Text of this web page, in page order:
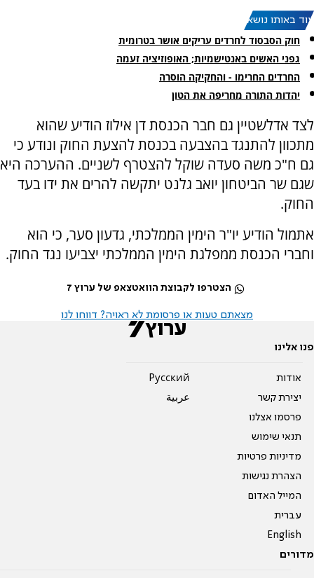
עוד באותו נושא:
חוק הסבסוד לחרדים עריקים אושר בטרומית
גפני האשים באנטישמיות; האופוזיציה זעמה
החרדים החרימו - והחקיקה הוסרה
יהדות התורה מחריפה את הטון
לצד אדלשטיין גם חבר הכנסת דן אילוז הודיע שהוא
מתכוון להתנגד בהצבעה בכנסת להצעת החוק ונודע כי
גם ח"כ משה סעדה שוקל להצטרף לשניים. ההערכה היא
שגם שר הביטחון יואב גלנט יתקשה להרים את ידו בעד
החוק.
אתמול הודיע יו"ר הימין הממלכתי, גדעון סער, כי הוא
וחברי הכנסת ממפלגת הימין הממלכתי יצביעו נגד החוק.
הצטרפו לקבוצת הוואטצאפ של ערוץ 7
מצאתם טעות או פרסומת לא ראויה? דווחו לנו
פנו אלינו
אודות
יצירת קשר
פרסמו אצלנו
תנאי שימוש
מדיניות פרטיות
הצהרת נגישות
המייל האדום
עברית
English
Pусский
عربية
מדורים